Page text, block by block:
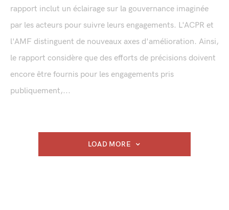
rapport inclut un éclairage sur la gouvernance imaginée
par les acteurs pour suivre leurs engagements. L'ACPR et
l'AMF distinguent de nouveaux axes d'amélioration. Ainsi,
le rapport considère que des efforts de précisions doivent
encore être fournis pour les engagements pris
publiquement,...
LOAD MORE